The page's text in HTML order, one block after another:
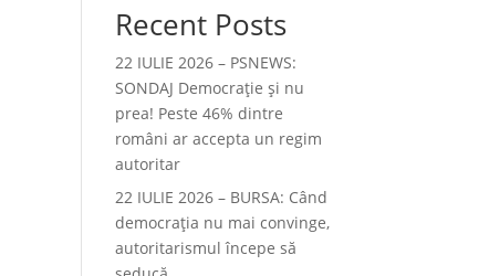
Recent Posts
22 IULIE 2026 – PSNEWS:
SONDAJ Democrație și nu
prea! Peste 46% dintre
români ar accepta un regim
autoritar
22 IULIE 2026 – BURSA: Când
democraţia nu mai convinge,
autoritarismul începe să